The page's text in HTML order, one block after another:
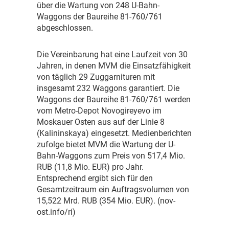
über die Wartung von 248 U-Bahn-
Waggons der Baureihe 81-760/761
abgeschlossen.
Die Vereinbarung hat eine Laufzeit von 30
Jahren, in denen MVM die Einsatzfähigkeit
von täglich 29 Zuggarnituren mit
insgesamt 232 Waggons garantiert. Die
Waggons der Baureihe 81-760/761 werden
vom Metro-Depot Novogireyevo im
Moskauer Osten aus auf der Linie 8
(Kalininskaya) eingesetzt. Medienberichten
zufolge bietet MVM die Wartung der U-
Bahn-Waggons zum Preis von 517,4 Mio.
RUB (11,8 Mio. EUR) pro Jahr.
Entsprechend ergibt sich für den
Gesamtzeitraum ein Auftragsvolumen von
15,522 Mrd. RUB (354 Mio. EUR). (nov-
ost.info/ri)